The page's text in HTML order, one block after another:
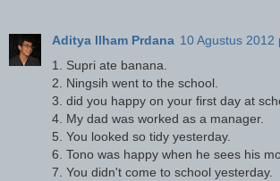
Aditya Ilham Prdana 10 Agustus 2012
1. Supri ate banana.
2. Ningsih went to the school.
3. did you happy on your first day at
4. My dad was worked as a manager.
5. You looked so tidy yesterday.
6. Tono was happy when he sees his
7. You didn't come to school yesterday.